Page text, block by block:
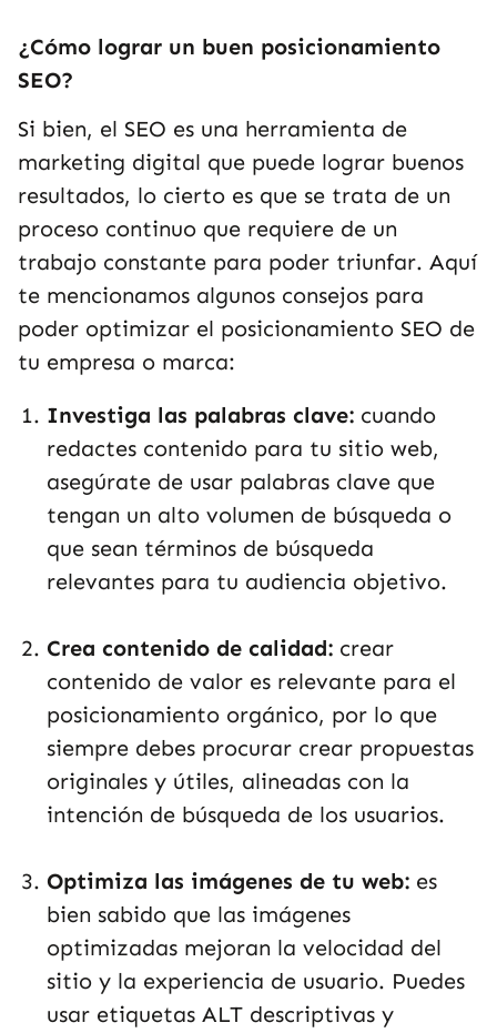
¿Cómo lograr un buen posicionamiento
SEO?
Si bien, el SEO es una herramienta de
marketing digital que puede lograr buenos
resultados, lo cierto es que se trata de un
proceso continuo que requiere de un
trabajo constante para poder triunfar. Aquí
te mencionamos algunos consejos para
poder optimizar el posicionamiento SEO de
tu empresa o marca:
Investiga las palabras clave: cuando
redactes contenido para tu sitio web,
asegúrate de usar palabras clave que
tengan un alto volumen de búsqueda o
que sean términos de búsqueda
relevantes para tu audiencia objetivo.
Crea contenido de calidad: crear
contenido de valor es relevante para el
posicionamiento orgánico, por lo que
siempre debes procurar crear propuestas
originales y útiles, alineadas con la
intención de búsqueda de los usuarios.
Optimiza las imágenes de tu web: es
bien sabido que las imágenes
optimizadas mejoran la velocidad del
sitio y la experiencia de usuario. Puedes
usar etiquetas ALT descriptivas y